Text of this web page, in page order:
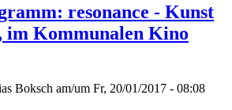
resonance - Kunst
im Kommunalen Kino
Boksch am/um Fr, 20/01/2017 - 08:08